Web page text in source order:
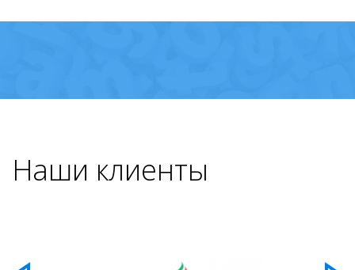
Наши клиенты